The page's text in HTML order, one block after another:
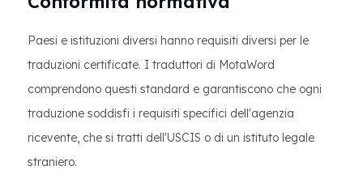
Paesi e istituzioni diversi hanno requisiti diversi per le
traduzioni certificate. I traduttori di MotaWord
comprendono questi standard e garantiscono che ogni
traduzione soddisfi i requisiti specifici dell'agenzia
ricevente, che si tratti dell'USCIS o di un istituto legale
straniero.